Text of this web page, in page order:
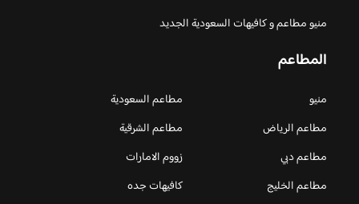
منيو مطاعم و كافيهات السعودية الجديد
المطاعم
منيو
مطاعم السعودية
مطاعم الرياض
مطاعم الشرقية
مطاعم دبي
زووم الامارات
مطاعم الخليج
كافيهات جده